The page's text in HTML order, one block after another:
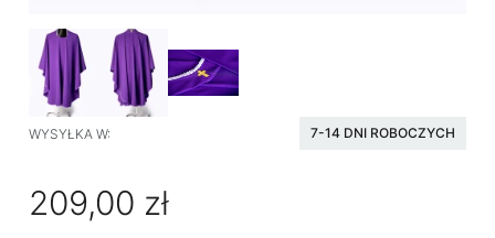
WYSYŁKA W: 7-14 DNI ROBOCZYCH
209,00 zł